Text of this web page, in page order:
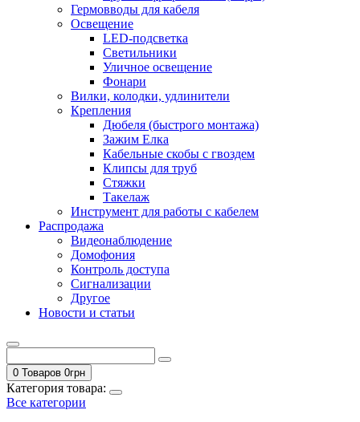
Гермовводы для кабеля
Освещение
LED-подсветка
Светильники
Уличное освещение
Фонари
Вилки, колодки, удлинители
Крепления
Дюбеля (быстрого монтажа)
Зажим Елка
Кабельные скобы с гвоздем
Клипсы для труб
Стяжки
Такелаж
Инструмент для работы с кабелем
Распродажа
Видеонаблюдение
Домофония
Контроль доступа
Сигнализации
Другое
Новости и статьи
0 Товаров 0грн
Категория товара:
Все категории